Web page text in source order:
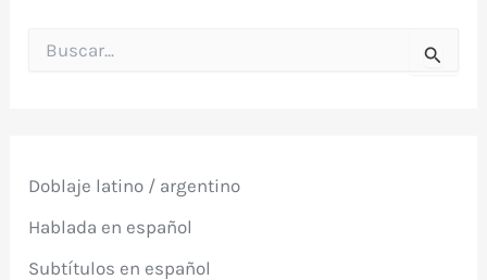
o
:
Doblaje latino / argentino
Hablada en español
Subtítulos en español